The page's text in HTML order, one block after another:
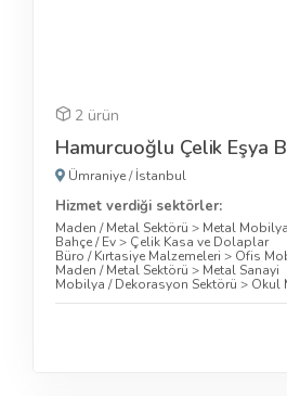
2 ürün
Hamurcuoğlu Çelik Eşya
Ümraniye/İstanbul
Hizmet verdiği sektörler:
Maden / Metal Sektörü > Metal Mobilya
Bahçe / Ev> Çelik Kasa ve Dolaplar
Büro / Kırtasiye Malzemeleri > Ofis
Maden / Metal Sektörü > Metal Sanayi
Mobilya / Dekorasyon Sektörü > Okul